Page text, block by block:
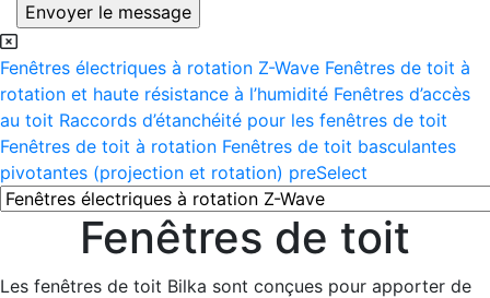
Fenêtres électriques à rotation Z-Wave Fenêtres de toit à
rotation et haute résistance à l’humidité Fenêtres d’accès
au toit Raccords d’étanchéité pour les fenêtres de toit
Fenêtres de toit à rotation Fenêtres de toit basculantes
pivotantes (projection et rotation) preSelect
Fenêtres de toit
Les fenêtres de toit Bilka sont conçues pour apporter de